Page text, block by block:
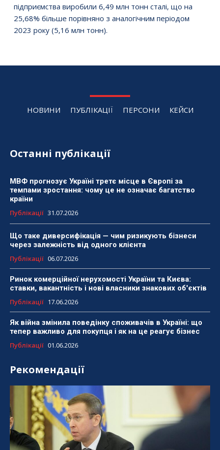
підприємства виробили 6,49 млн тонн сталі, що на
25,68% більше порівняно з аналогічним періодом
2023 року (5,16 млн тонн).
НОВИНИ ПУБЛІКАЦІЇ ПЕРСОНИ КЕЙСИ
Останні публікації
МВФ прогнозує Україні третє місце в Європі за
темпами зростання: чому це не означає багатство
країни
Публікації 31.07.2026
Що таке диверсифікація — чим ризикують бізнеси
через залежність від одного клієнта
Публікації 06.07.2026
Ринок комерційної нерухомості України та Києва:
ставки, вакантність і нові власники знакових об'єктів
Публікації 17.06.2026
Як війна змінила поведінку споживачів в Україні: що
тепер важливо для покупця і як на це реагує бізнес
Публікації 01.06.2026
Рекомендації